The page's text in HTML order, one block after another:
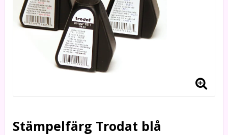
Stämpelfärg Trodat blå